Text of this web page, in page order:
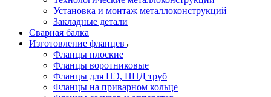
Установка и монтаж металлоконструкций
Закладные детали
Сварная балка
Изготовление фланцев
Фланцы плоские
Фланцы воротниковые
Фланцы для ПЭ, ПНД труб
Фланцы на приварном кольце